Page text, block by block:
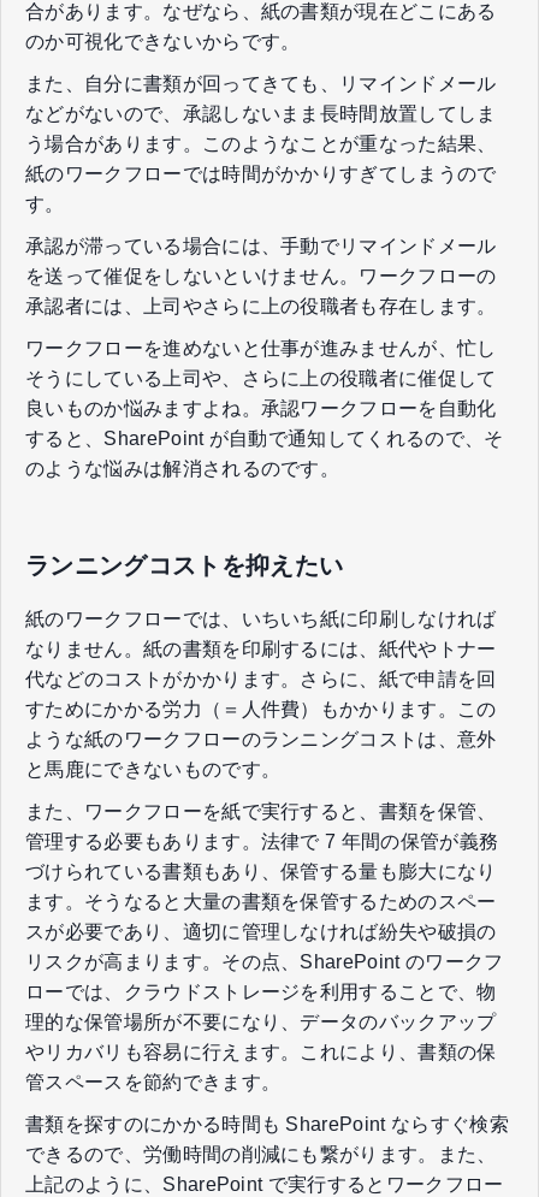
合があります。なぜなら、紙の書類が現在どこにある
のか可視化できないからです。
また、自分に書類が回ってきても、リマインドメール
などがないので、承認しないまま長時間放置してしま
う場合があります。このようなことが重なった結果、
紙のワークフローでは時間がかかりすぎてしまうので
す。
承認が滞っている場合には、手動でリマインドメール
を送って催促をしないといけません。ワークフローの
承認者には、上司やさらに上の役職者も存在します。
ワークフローを進めないと仕事が進みませんが、忙し
そうにしている上司や、さらに上の役職者に催促して
良いものか悩みますよね。承認ワークフローを自動化
すると、SharePoint が自動で通知してくれるので、そ
のような悩みは解消されるのです。
ランニングコストを抑えたい
紙のワークフローでは、いちいち紙に印刷しなければ
なりません。紙の書類を印刷するには、紙代やトナー
代などのコストがかかります。さらに、紙で申請を回
すためにかかる労力（＝人件費）もかかります。この
ような紙のワークフローのランニングコストは、意外
と馬鹿にできないものです。
また、ワークフローを紙で実行すると、書類を保管、
管理する必要もあります。法律で 7 年間の保管が義務
づけられている書類もあり、保管する量も膨大になり
ます。そうなると大量の書類を保管するためのスペー
スが必要であり、適切に管理しなければ紛失や破損の
リスクが高まります。その点、SharePoint のワークフ
ローでは、クラウドストレージを利用することで、物
理的な保管場所が不要になり、データのバックアップ
やリカバリも容易に行えます。これにより、書類の保
管スペースを節約できます。
書類を探すのにかかる時間も SharePoint ならすぐ検索
できるので、労働時間の削減にも繋がります。また、
上記のように、SharePoint で実行するとワークフロー